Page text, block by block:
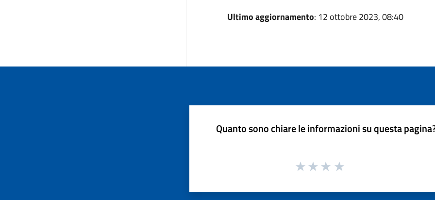
Ultimo aggiornamento: 12 ottobre 2023, 08:40
Quanto sono chiare le informazioni su questa